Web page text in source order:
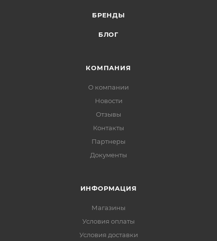
БРЕНДЫ
БЛОГ
КОМПАНИЯ
О компании
Новости
Отзывы
Контакты
Партнеры
Документы
ИНФОРМАЦИЯ
Магазины
Условия оплаты
Условия доставки